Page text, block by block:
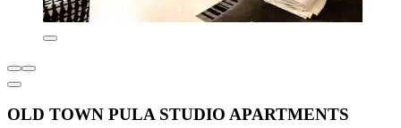
OLD TOWN PULA STUDIO APARTMENTS